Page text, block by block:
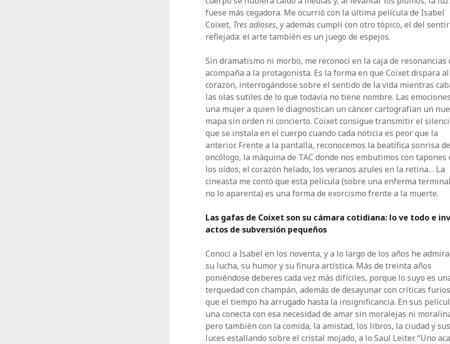
fuese más cegadora. Me ocurrió con la última película de Isabel
Coixet, Tres adioses, y además cumplí con otro tópico, el del
reflejada: el arte también es un juego de espejos.
Sin dramatismo ni morbo, me reconocí en la caja de resonancias
acompaña a la protagonista. Es la forma en que Coixet dispara al
corazón, interrogándose sobre el sentido de la vida mientras
las olas sutiles de lo que todavía no tiene nombre. Las
una mujer a quien le diagnostican un cáncer cartografían un
mapa sin orden ni concierto. Coixet consigue transmitir el
que se instala en el cuerpo cuando cada noticia es peor que la
anterior. Frente a la pantalla, reconocemos la beatífica sonrisa
oncólogo, la máquina de TAC donde nos embutimos con tapones
los oídos, el corazón helado, los veranos azules en la retina… La
cineasta me contó que esta película (sobre una enferma
no lo aparenta) es una forma de exorcismo frente a la muerte.
Las gafas de Coixet son su cámara cotidiana: lo ve todo e
actos de subversión pequeños
Conocí a Isabel en los noventa, y a lo largo de los años he
su lucha, su humor y su finura artística. Más de treinta años
poniéndose deberes cada vez más difíciles, porque lo suyo es
terquedad con champán, además de desayunar con críticas
que el tiempo ha arrugado hasta la insignificancia. En sus
una conecta con esa necesidad de amar sin moralejas ni
pero también con la comida, la amistad, los libros, la ciudad y sus
luces estallando sobre el cristal mojado, a lo Saul Leiter. “Uno